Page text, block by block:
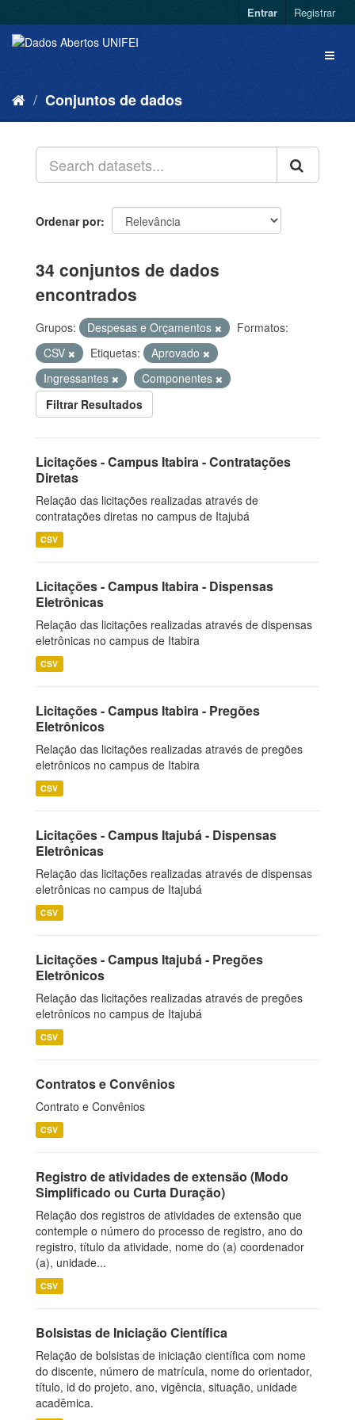
Entrar Registrar
Conjuntos de dados
Ordenar por
34 conjuntos de dados
encontrados
Grupos: Despesas e Orçamentos
Formatos:
CSV
Etiquetas:
Aprovado
Ingressantes
Componentes
Filtrar Resultados
Licitações - Campus Itabira - Contratações
Diretas
Relação das licitações realizadas através de
contratações diretas no campus de Itajubá
CSV
Licitações - Campus Itabira - Dispensas
Eletrônicas
Relação das licitações realizadas através de dispensas
eletrônicas no campus de Itabira
CSV
Licitações - Campus Itabira - Pregões
Eletrônicos
Relação das licitações realizadas através de pregões
eletrônicos no campus de Itabira
CSV
Licitações - Campus Itajubá - Dispensas
Eletrônicas
Relação das licitações realizadas através de dispensas
eletrônicas no campus de Itajubá
CSV
Licitações - Campus Itajubá - Pregões
Eletrônicos
Relação das licitações realizadas através de pregões
eletrônicos no campus de Itajubá
CSV
Contratos e Convênios
Contrato e Convênios
CSV
Registro de atividades de extensão (Modo
Simplificado ou Curta Duração)
Relação dos registros de atividades de extensão que
contemple o número do processo de registro, ano do
registro, título da atividade, nome do (a) coordenador
(a), unidade...
CSV
Bolsistas de Iniciação Científica
Relação de bolsistas de iniciação científica com nome
do discente, número de matrícula, nome do orientador,
título, id do projeto, ano, vigência, situação, unidade
acadêmica.